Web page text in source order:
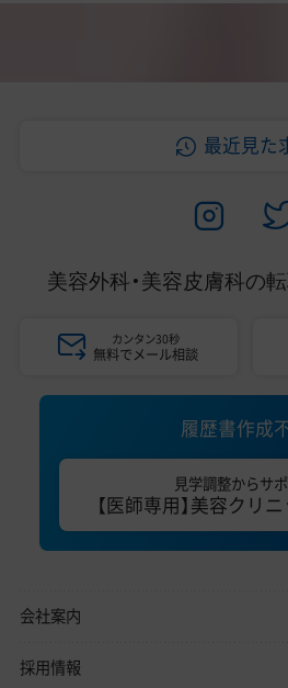
最近見た
美容外科・美容皮膚科の
カンタン30秒
無料でメール相談
履歴書作成
見学調整からサ
【医師専用】美容クリ
会社案内
採用情報